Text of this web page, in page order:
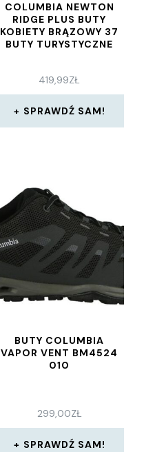
COLUMBIA NEWTON
RIDGE PLUS BUTY
KOBIETY BRĄZOWY 37
BUTY TURYSTYCZNE
419,99ZŁ
SPRAWDŹ SAM!
BUTY COLUMBIA
VAPOR VENT BM4524
010
299,00ZŁ
SPRAWDŹ SAM!